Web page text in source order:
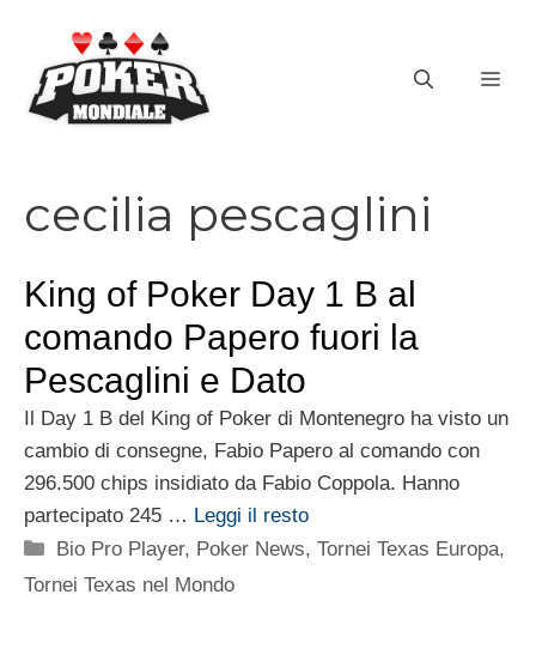
contenuto
cecilia pescaglini
King of Poker Day 1 B al
comando Papero fuori la
Pescaglini e Dato
Il Day 1 B del King of Poker di Montenegro ha visto un
cambio di consegne, Fabio Papero al comando con
296.500 chips insidiato da Fabio Coppola. Hanno
partecipato 245 … Leggi il resto
Categorie
Bio Pro Player, Poker News,Tornei Texas Europa,
Tornei Texas nel Mondo